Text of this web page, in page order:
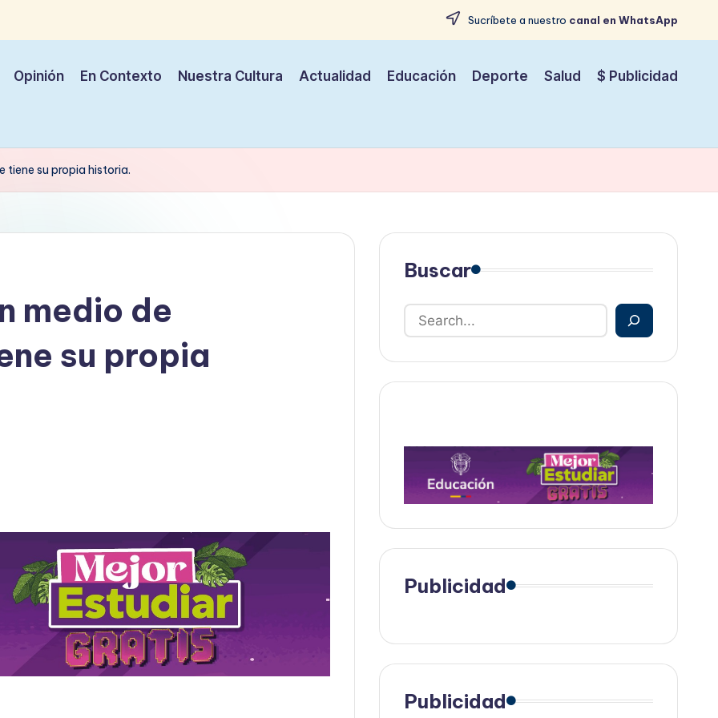
Sucríbete a nuestro canal en WhatsApp
Opinión En Contexto Nuestra Cultura Actualidad Educación Deporte Salud $ Publicidad
tiene su propia historia.
medio de
su propia
Buscar
Publicidad
Publicidad